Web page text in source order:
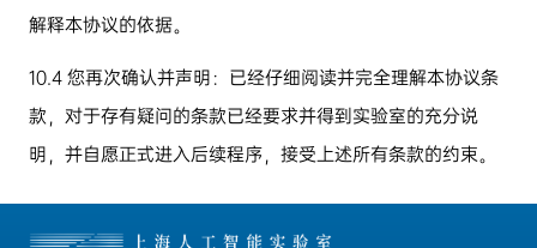
解释本协议的依据。
10.4您再次确认并声明：已经仔细阅读并完全理解本协议条
款，对于存有疑问的条款已经要求并得到实验室的充分说
明，并自愿正式进入后续程序，接受上述所有条款的约束。